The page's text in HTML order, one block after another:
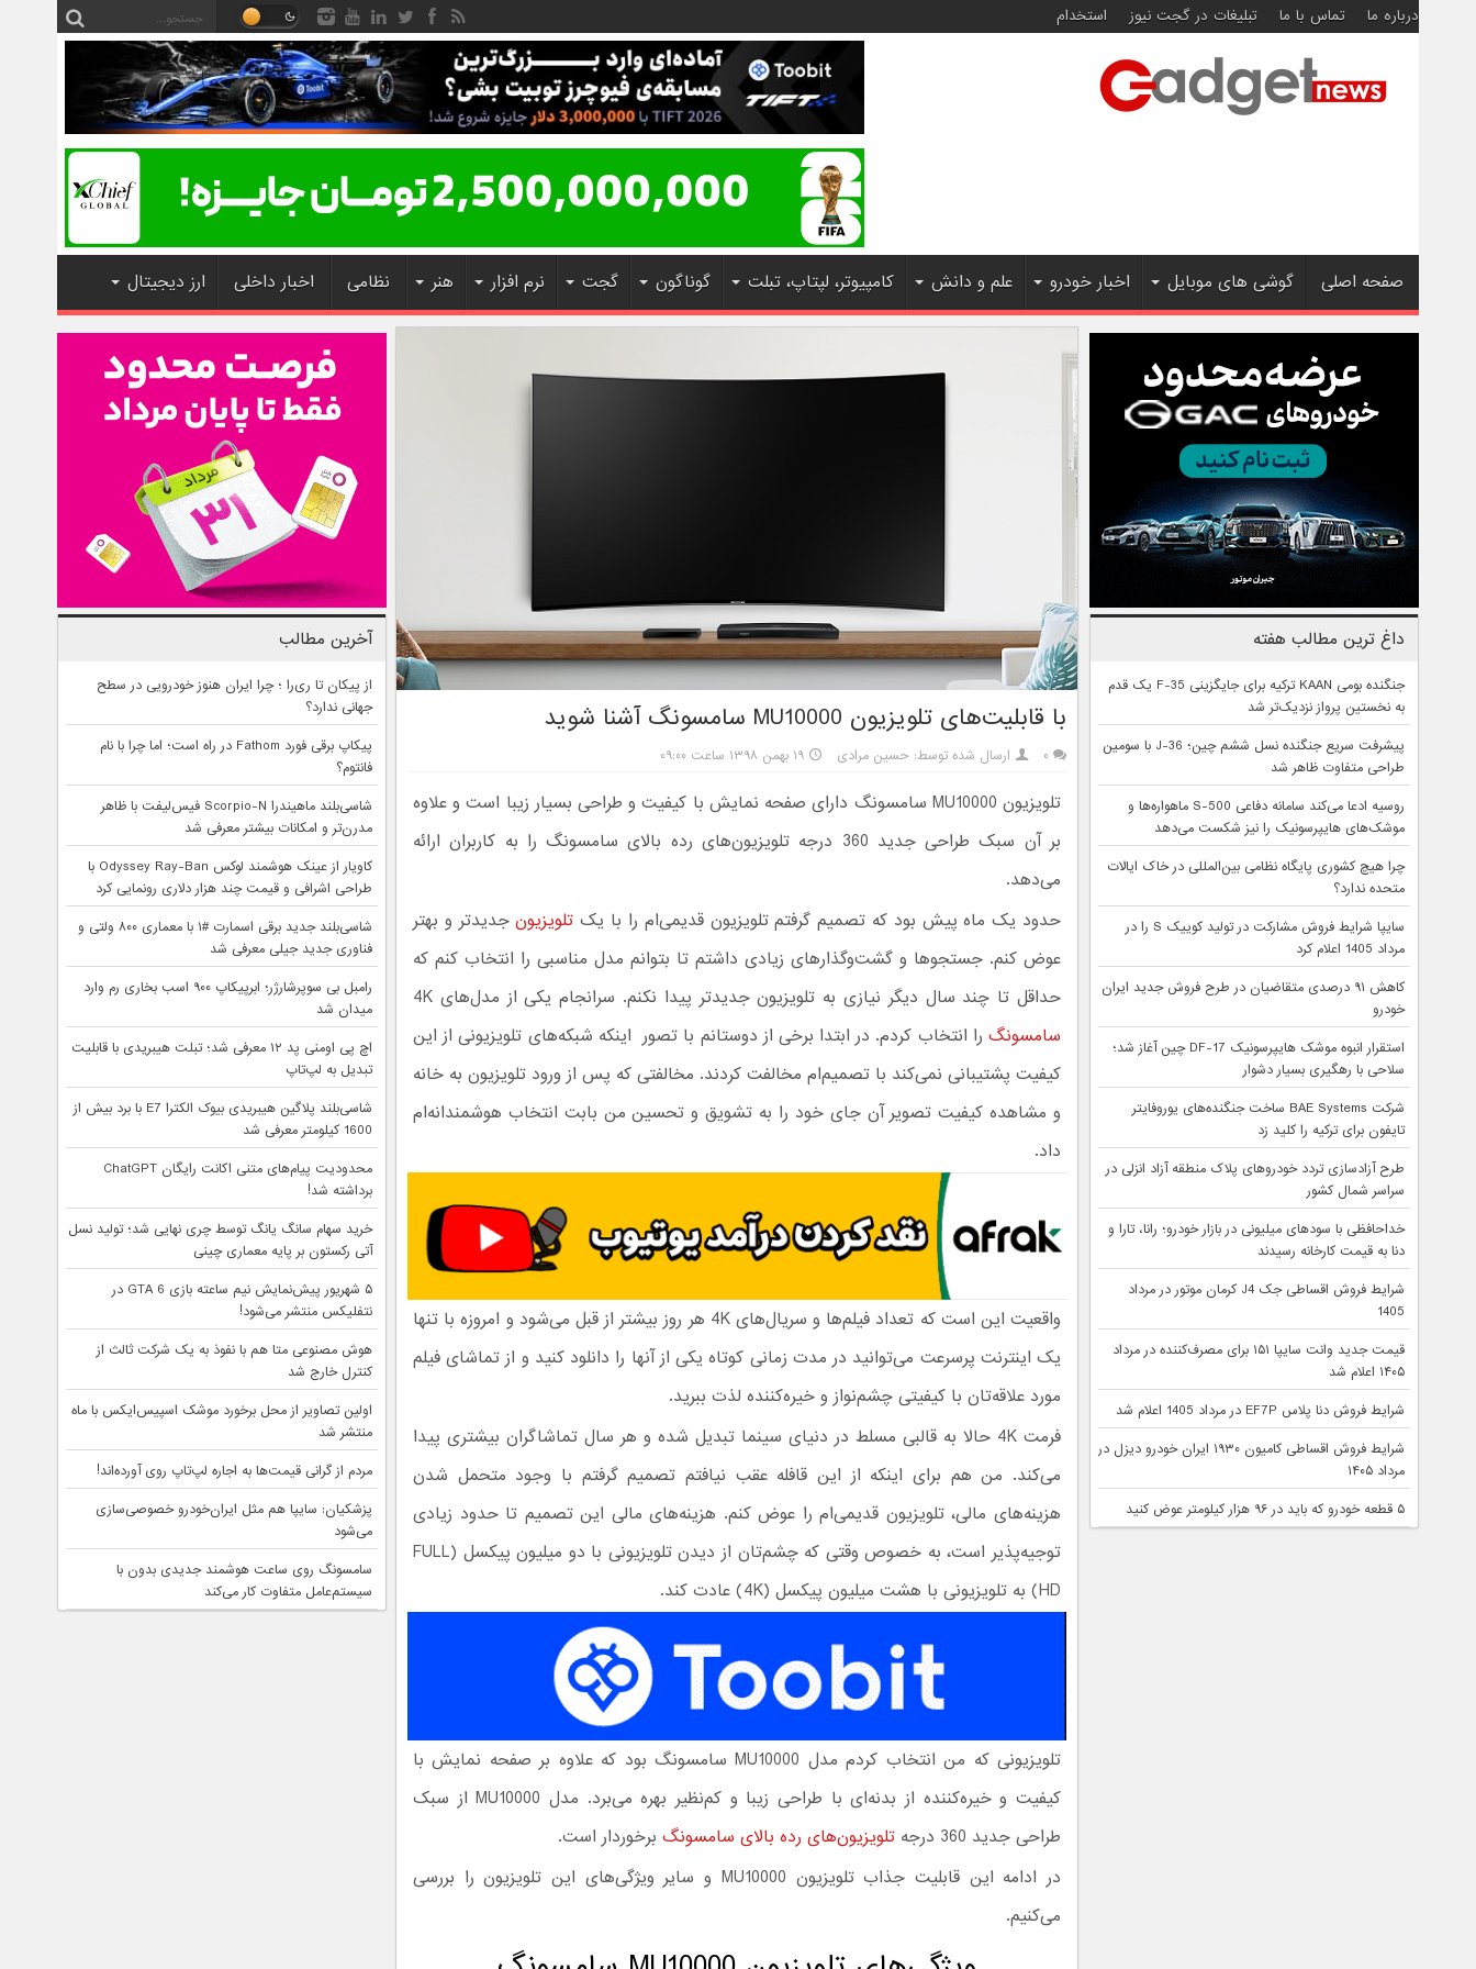
درباره ما تماس با ما تبلیغات در گجت نیوز استخدام
صفحه اصلی گوشی های موبایل اخبار خودرو علم و دانش کامپیوتر، لپتاپ، تبلت گوناگون گجت نرم افزار هنر نظامی اخبار داخلی ارز دیجیتال
با قابلیت‌های تلویزیون MU10000 سامسونگ آشنا شوید
۰ ارسال شده توسط: حسین مرادی ۱۹ بهمن ۱۳۹۸ ساعت ۰۹:۰۰
تلویزیون MU10000 سامسونگ دارای صفحه نمایش با کیفیت و طراحی بسیار زیبا است و علاوه
بر آن سبک طراحی جدید 360 درجه تلویزیون‌های رده بالای سامسونگ را به کاربران ارائه
می‌دهد.
حدود یک ماه پیش بود که تصمیم گرفتم تلویزیون قدیمی‌ام را با یک تلویزیونجدیدتر و بهتر
عوض کنم. جستجوها و گشت‌وگذارهای زیادی داشتم تا بتوانم مدل مناسبی را انتخاب کنم که
حداقل تا چند سال دیگر نیازی به تلویزیون جدیدتر پیدا نکنم. سرانجام یکی از مدل‌های 4K
سامسونگ را انتخاب کردم. در ابتدا برخی از دوستانم با تصور اینکه شبکه‌های تلویزیونی از این
کیفیت پشتیبانی نمی‌کند با تصمیم‌ام مخالفت کردند. مخالفتی که پس از ورود تلویزیون به خانه
و مشاهده کیفیت تصویر آن جای خود را به تشویق و تحسین من بابت انتخاب هوشمندانه‌ام
داد.
واقعیت این است که تعداد فیلم‌ها و سریال‌های 4K هر روز بیشتر از قبل می‌شود و امروزه با تنها
یک اینترنت پرسرعت می‌توانید در مدت زمانی کوتاه یکی از آنها را دانلود کنید و از تماشای فیلم
مورد علاقه‌تان با کیفیتی چشم‌نواز و خیره‌کننده لذت ببرید.
فرمت 4K حالا به قالبی مسلط در دنیای سینما تبدیل شده و هر سال تماشاگران بیشتری پیدا
می‌کند. من هم برای اینکه از این قافله عقب نیافتم تصمیم گرفتم با وجود متحمل شدن
هزینه‌های مالی، تلویزیون قدیمی‌ام را عوض کنم. هزینه‌های مالی این تصمیم تا حدود زیادی
توجیه‌پذیر است، به خصوص وقتی که چشم‌تان از دیدن تلویزیونی با دو میلیون پیکسل (FULL
HD) به تلویزیونی با هشت میلیون پیکسل (4K) عادت کند.
تلویزیونی که من انتخاب کردم مدل MU10000 سامسونگ بود که علاوه بر صفحه نمایش با
کیفیت و خیره‌کننده از بدنه‌ای با طراحی زیبا و کم‌نظیر بهره می‌برد. مدل MU10000 از سبک
طراحی جدید 360 درجه
تلویزیون‌های رده بالای سامسونگ برخوردار است.
در ادامه این قابلیت جذاب تلویزیون MU10000 و سایر ویژگی‌های این تلویزیون را بررسی
می‌کنیم.
داغ ترین مطالب هفته
جنگنده بومی KAAN ترکیه برای جایگزینی F-35 یک قدم
به نخستین پرواز نزدیک‌تر شد
پیشرفت سریع جنگنده نسل ششم چین؛ J-36 با سومین
طراحی متفاوت ظاهر شد
روسیه ادعا می‌کند سامانه دفاعی S-500 ماهواره‌ها و
موشک‌های هایپرسونیک را نیز شکست می‌دهد
چرا هیچ کشوری پایگاه نظامی بین‌المللی در خاک ایالات
متحده ندارد؟
سایپا شرایط فروش مشارکت در تولید کوییک S را در
مرداد 1405 اعلام کرد
کاهش ۹۱ درصدی متقاضیان در طرح فروش جدید ایران
خودرو
استقرار انبوه موشک هایپرسونیک DF-17 چین آغاز شد؛
سلاحی با رهگیری بسیار دشوار
شرکت BAE Systems ساخت جنگنده‌های یوروفایتر
تایفون برای ترکیه را کلید زد
طرح آزادسازی تردد خودروهای پلاک منطقه آزاد انزلی در
سراسر شمال کشور
خداحافظی با سودهای میلیونی در بازار خودرو؛ رانا، تارا و
دنا به قیمت کارخانه رسیدند
شرایط فروش اقساطی جک J4 کرمان موتور در مرداد
1405
قیمت جدید وانت سایپا ۱۵۱ برای مصرف‌کننده در مرداد
۱۴۰۵ اعلام شد
شرایط فروش دنا پلاس EF7P در مرداد 1405 اعلام شد
شرایط فروش اقساطی کامیون ۱۹۳۰ ایران خودرو دیزل در
مرداد ۱۴۰۵
۵ قطعه خودرو که باید در ۹۶ هزار کیلومتر عوض کنید
آخرین مطالب
از پیکان تا ری‌را ؛ چرا ایران هنوز خودرویی در سطح
جهانی ندارد؟
پیکاپ برقی فورد Fathom در راه است؛ اما چرا با نام
فانتوم؟
شاسی‌بلند ماهیندرا Scorpio-N فیس‌لیفت با ظاهر
مدرن‌تر و امکانات بیشتر معرفی شد
کاویار از عینک هوشمند لوکس Odyssey Ray-Ban با
طراحی اشرافی و قیمت چند هزار دلاری رونمایی کرد
شاسی‌بلند جدید برقی اسمارت #۱ با معماری ۸۰۰ ولتی و
فناوری جدید جیلی معرفی شد
رامبل بی سوپرشارژر؛ ابرپیکاپ ۹۰۰ اسب بخاری رم وارد
میدان شد
اچ پی اومنی پد ۱۲ معرفی شد؛ تبلت هیبریدی با قابلیت
تبدیل به لپ‌تاپ
شاسی‌بلند پلاگین هیبریدی بیوک الکترا E7 با برد بیش از
1600 کیلومتر معرفی شد
محدودیت پیام‌های متنی اکانت رایگان ChatGPT
برداشته شد!
خرید سهام سانگ‌ یانگ توسط چری نهایی شد؛ تولید نسل
آتی رکستون بر پایه معماری چینی
۵ شهریور پیش‌نمایش نیم ساعته بازی GTA 6 در
نتفلیکس منتشر می‌شود!
هوش مصنوعی متا هم با نفوذ به یک شرکت ثالث از
کنترل خارج شد
اولین تصاویر از محل برخورد موشک اسپیس‌ایکس با ماه
منتشر شد
مردم از گرانی قیمت‌ها به اجاره لپ‌تاپ روی آورده‌اند!
پزشکیان: سایپا هم مثل ایران‌خودرو خصوصی‌سازی
می‌شود
سامسونگ روی ساعت هوشمند جدیدی بدون با
سیستم‌عامل متفاوت کار می‌کند